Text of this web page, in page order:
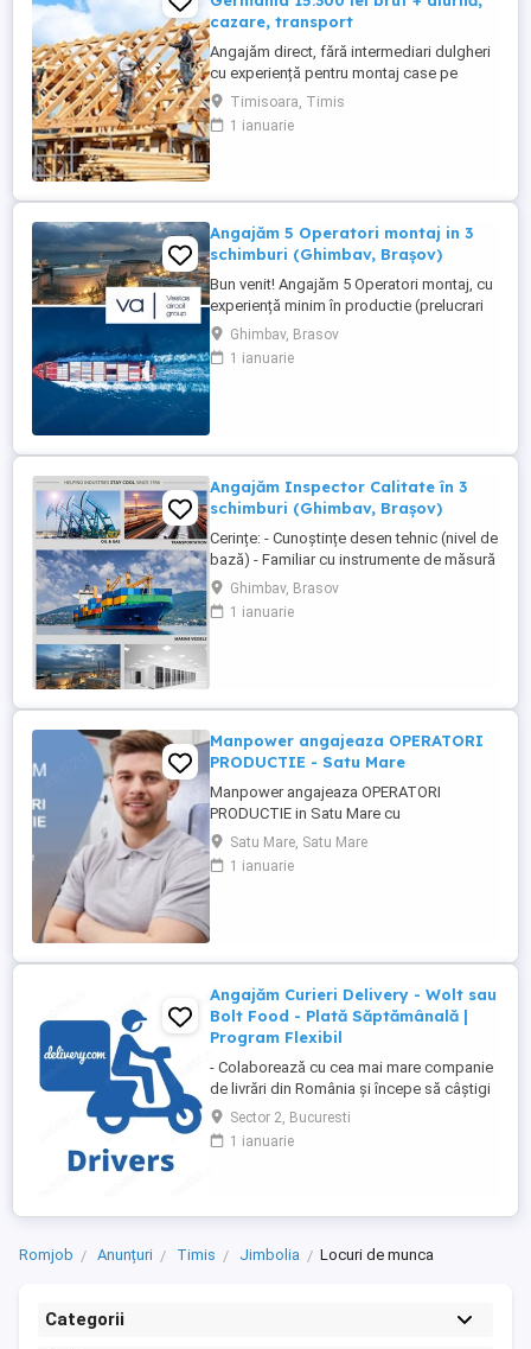
cazare, transport
Angajăm direct, fără intermediari dulgheri
cu experiență pentru montaj case pe
structură de lemn, Germania (Bayern și
Baden-Württemberg). Salariu 15.300 RON
brut pe carte de muncă Plată săptămânală
legal, asigurare Angajare ...
Timisoara, Timis
1 ianuarie
Angajăm 5 Operatori montaj in 3
schimburi (Ghimbav, Brașov)
Bun venit! Angajăm 5 Operatori montaj, cu
experiență minim în productie (prelucrari
prin aschiere). Căutăm persoane serioase,
dornice să învețe și să muncească, se va
oferi instruire la locul de muncă. Program:
Ghimbav, Brasov
1 ianuarie
Angajăm Inspector Calitate în 3
schimburi (Ghimbav, Brașov)
Cerințe: - Cunoștințe desen tehnic (nivel de
bază) - Familiar cu instrumente de măsură
și control (ex. șubler) - Limba engleză
(nivel incepator) - Cunoștințe operare PC
(email, Excel) - Abilități bune de lucru în
Ghimbav, Brasov
1 ianuarie
Manpower angajeaza OPERATORI
PRODUCTIE - Satu Mare
Manpower angajeaza OPERATORI
PRODUCTIE in Satu Mare cu
disponibilitate la 3 schimburi.
Responsabilitati principale: - asamblarea
componentelor electrice si electronice
echipamentelor ...
Satu Mare, Satu Mare
1 ianuarie
Angajăm Curieri Delivery - Wolt sau
Bolt Food - Plată Săptămânală |
Program Flexibil
- Colaborează cu cea mai mare companie
de livrări din România și începe să câștigi
rapid! - Cerințe: Minim 18 ani Mijloc de
transport propriu (mașină, scuter,
motocicletă sau bicicletă) Telefon mobil
atractive ...
Sector 2, Bucuresti
1 ianuarie
Romjob Anunțuri Timis Jimbolia Locuri de munca
Categorii